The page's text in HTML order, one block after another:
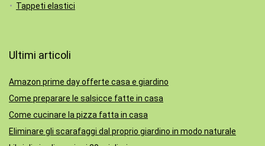
Tappeti elastici
Ultimi articoli
Amazon prime day offerte casa e giardino
Come preparare le salsicce fatte in casa
Come cucinare la pizza fatta in casa
Eliminare gli scarafaggi dal proprio giardino in modo naturale